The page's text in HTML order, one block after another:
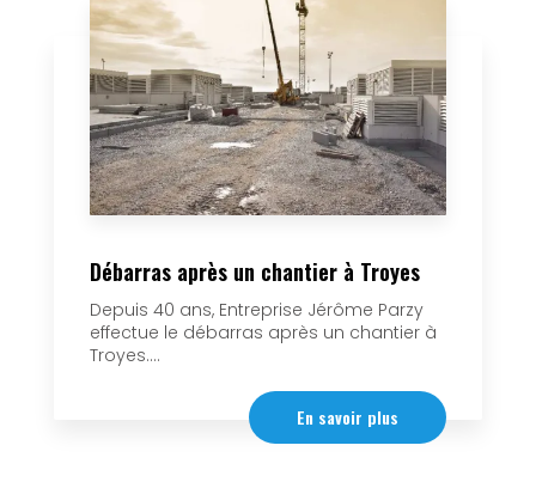
Débarras après un chantier à Troyes
Depuis 40 ans, Entreprise Jérôme Parzy
effectue le débarras après un chantier à
Troyes....
En savoir plus